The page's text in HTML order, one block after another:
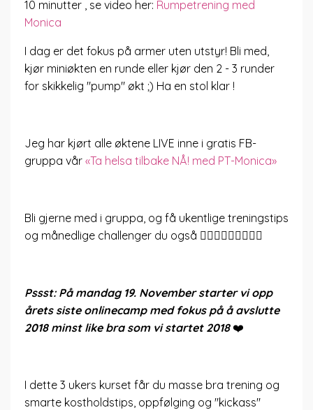
10 minutter , se video her: Rumpetrening med
Monica
I dag er det fokus på armer uten utstyr! Bli med,
kjør miniøkten en runde eller kjør den 2 - 3 runder
for skikkelig "pump" økt ;) Ha en stol klar !
Jeg har kjørt alle øktene LIVE inne i gratis FB-
gruppa vår «Ta helsa tilbake NÅ! med PT-Monica»
Bli gjerne med i gruppa, og få ukentlige treningstips
og månedlige challenger du også 🤸🏻‍♂️🏃🏼‍♀️🧘🏻‍♀️
Pssst: På mandag 19. November starter vi opp
årets siste onlinecamp med fokus på å avslutte
2018 minst like bra som vi startet 2018 ❤️
I dette 3 ukers kurset får du masse bra trening og
smarte kostholdstips, oppfølging og "kickass"